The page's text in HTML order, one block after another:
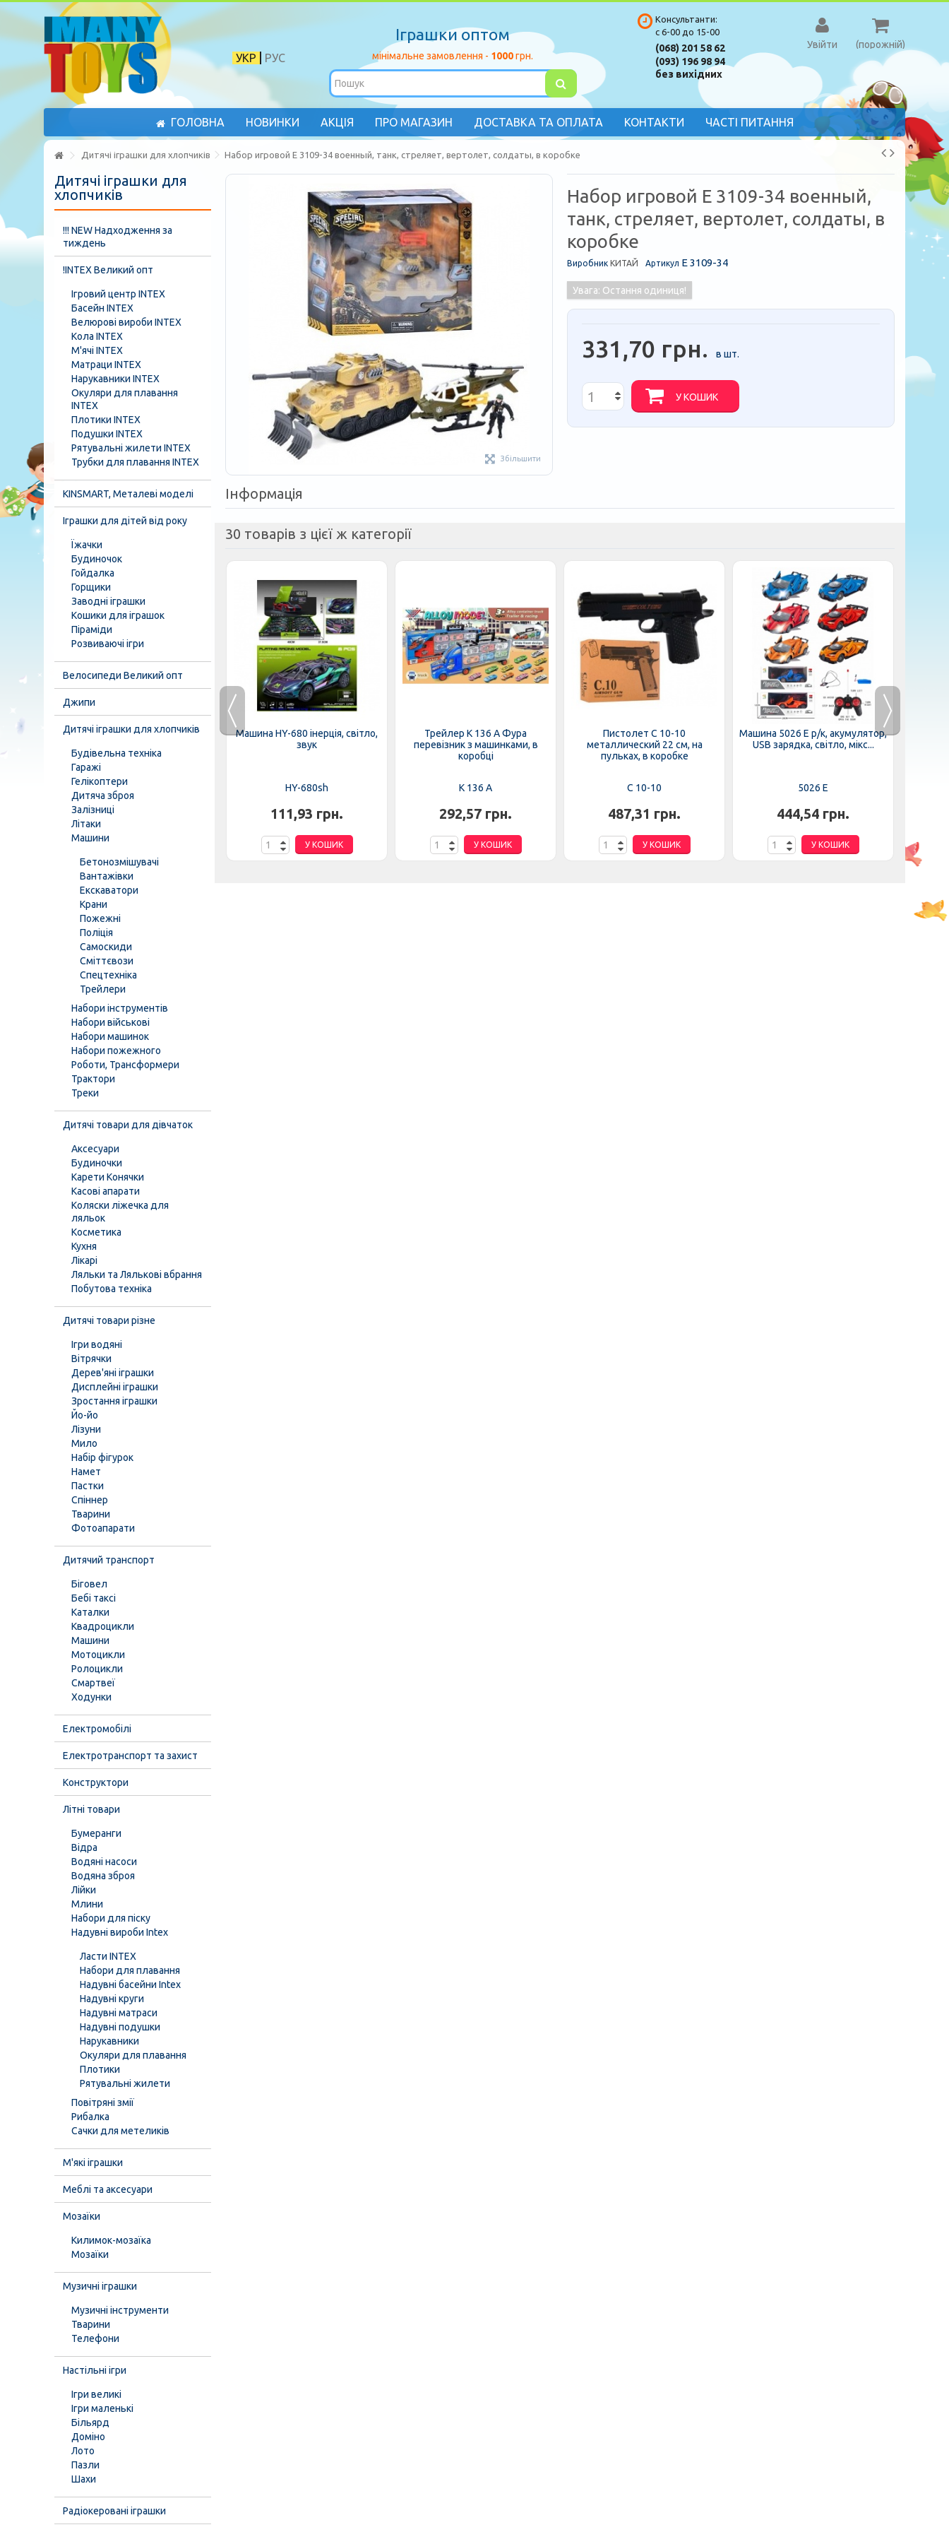
РУС
УКР
Іграшки оптом
мінімальне замовлення - 1000грн.
(порожній)
Увійти
Консультанти:
с 6-00 до 15-00
(068) 201 58 62
(093) 196 98 94
без вихідних
ГОЛОВНА НОВИНКИ АКЦІЯ ПРО МАГАЗИН ДОСТАВКА ТА ОПЛАТА КОНТАКТИ ЧАСТІ ПИТАННЯ
Дитячі іграшки для хлопчиків Набор игровой E 3109-34 военный, танк, стреляет, вертолет, солдаты, в коробке
Збільшити
Набор игровой E 3109-34 военный,
танк, стреляет, вертолет, солдаты, в
коробке
Виробник КИТАЙ Артикул E 3109-34
Увага: Остання одиниця!
331,70 грн. в шт.
У КОШИК
Інформація
30 товарів з цієї ж категорії
Трейлер 660-S 46 (12шт) 43см,
660-S 46
601,97 грн.
Машина HY-680 інерція, світло,
звук
HY-680sh
111,93 грн.
У КОШИК
Трейлер K 136 A Фура
перевізник з машинками, в
коробці
K 136 A
292,57 грн.
У КОШИК
Пистолет C 10-10
металлический 22 см, на
пульках, в коробке
C 10-10
487,31 грн.
У КОШИК
Машина 5026 E р/к, акумулятор,
USB зарядка, світло, мікс...
5026 E
444,54 грн.
У КОШИК
Дитячі іграшки для
хлопчиків
!!! NEW Надходження за
тиждень
!INTEX Великий опт
Ігровий центр INTEX
Басейн INTEX
Велюрові вироби INTEX
Кола INTEX
М'ячі INTEX
Матраци INTEX
Нарукавники INTEX
Окуляри для плавання
INTEX
Плотики INTEX
Подушки INTEX
Рятувальні жилети INTEX
Трубки для плавання INTEX
KINSMART, Металеві моделі
Іграшки для дітей від року
Їжачки
Будиночок
Гойдалка
Горщики
Заводні іграшки
Кошики для іграшок
Піраміди
Розвиваючі ігри
Велосипеди Великий опт
Джипи
Дитячі іграшки для хлопчиків
Будівельна техніка
Гаражі
Гелікоптери
Дитяча зброя
Залізниці
Літаки
Машини
Бетонозмішувачі
Вантажівки
Екскаватори
Крани
Пожежні
Поліція
Самоскиди
Сміттєвози
Спецтехніка
Трейлери
Набори інструментів
Набори військові
Набори машинок
Набори пожежного
Роботи, Трансформери
Трактори
Треки
Дитячі товари для дівчаток
Аксесуари
Будиночки
Карети Конячки
Касові апарати
Коляски ліжечка для
ляльок
Косметика
Кухня
Лікарі
Ляльки та Лялькові вбрання
Побутова техніка
Дитячі товари різне
Ігри водяні
Вітрячки
Дерев'яні іграшки
Дисплейні іграшки
Зростання іграшки
Йо-йо
Лізуни
Мило
Набір фігурок
Намет
Пастки
Спіннер
Тварини
Фотоапарати
Дитячий транспорт
Біговел
Бебі таксі
Каталки
Квадроцикли
Машини
Мотоцикли
Ролоцикли
Смартвеї
Ходунки
Електромобілі
Електротранспорт та захист
Конструктори
Літні товари
Бумеранги
Відра
Водяні насоси
Водяна зброя
Лійки
Млини
Набори для піску
Надувні вироби Intex
Ласти INTEX
Набори для плавання
Надувні басейни Intex
Надувні круги
Надувні матраси
Надувні подушки
Нарукавники
Окуляри для плавання
Плотики
Рятувальні жилети
Повітряні змії
Рибалка
Сачки для метеликів
М'які іграшки
Меблі та аксесуари
Мозаїки
Килимок-мозаїка
Мозаїки
Музичні іграшки
Музичні інструменти
Тварини
Телефони
Настільні ігри
Ігри великі
Ігри маленькі
Більярд
Доміно
Лото
Пазли
Шахи
Радіокеровані іграшки